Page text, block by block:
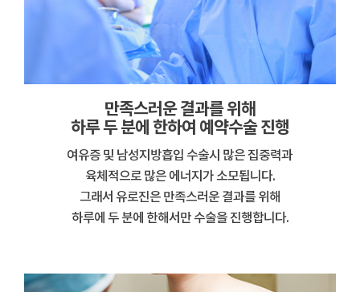
만족스러운 결과를 위해
하루 두 분에 한하여 예약수술 진행
여유증 및 남성지방흡입 수술시 많은 집중력과
육체적으로 많은 에너지가 소모됩니다.
그래서 유로진은 만족스러운 결과를 위해
하루에 두 분에 한해서만 수술을 진행합니다.